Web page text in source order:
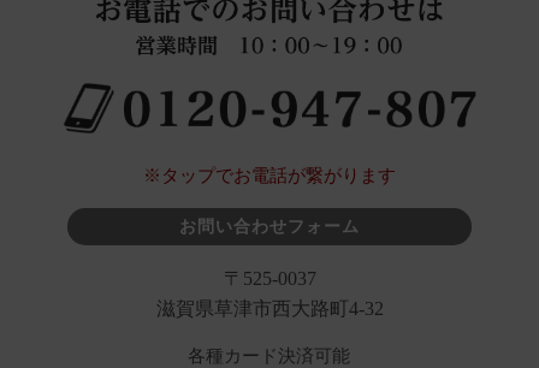
※タップでお電話が繋がります
お問い合わせフォーム
〒525-0037
滋賀県草津市西大路町4-32
各種カード決済可能